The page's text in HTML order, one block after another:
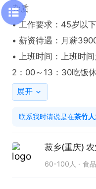
杂质
• 工作要求：45岁以
• 薪资待遇：月薪
• 上班时间：上班时
2：00～13：30吃饭
工业园
展开
联系我时请说是在茶竹
菽乡(重庆)
60-100人 食品